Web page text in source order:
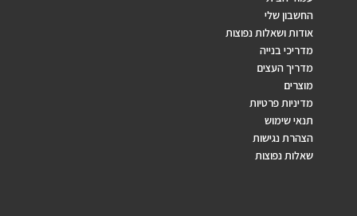
החשבון שלי
אודות ושאלות נפוצות
מדריכי בנייה
מדריך העצים
מוצרים
מדיניות פרטיות
תנאי שימוש
הצהרת נגישות
שאלות נפוצות